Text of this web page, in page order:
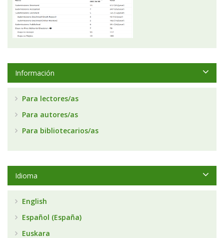
Información
Para lectores/as
Para autores/as
Para bibliotecarios/as
Idioma
English
Español (España)
Euskara